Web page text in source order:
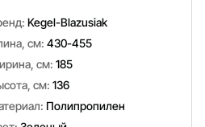
Kegel-Blazusiak
см: 430-455
см: 185
см: 136
Полипропилен